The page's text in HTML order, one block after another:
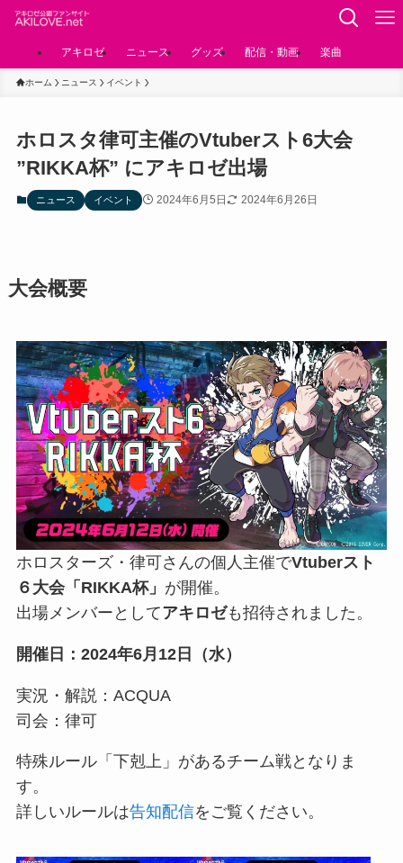
アキロゼ ニュース グッズ 配信・動画 楽曲
ホーム ニュース イベント
ホロスタ律可主催のVtuberスト6大会
”RIKKA杯” にアキロゼ出場
ニュース イベント 2024年6月5日 2024年6月26日
大会概要
ホロスターズ・律可さんの個人主催でVtuberスト
６大会「RIKKA杯」 が開催。
出場メンバーとしてアキロゼも招待されました。
開催日：2024年6月12日（水）
実況・解説：ACQUA
司会：律可
特殊ルール「下剋上」があるチーム戦となりま
す。
詳しいルールは告知配信をご覧ください。